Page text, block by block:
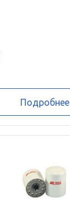
Подробнее